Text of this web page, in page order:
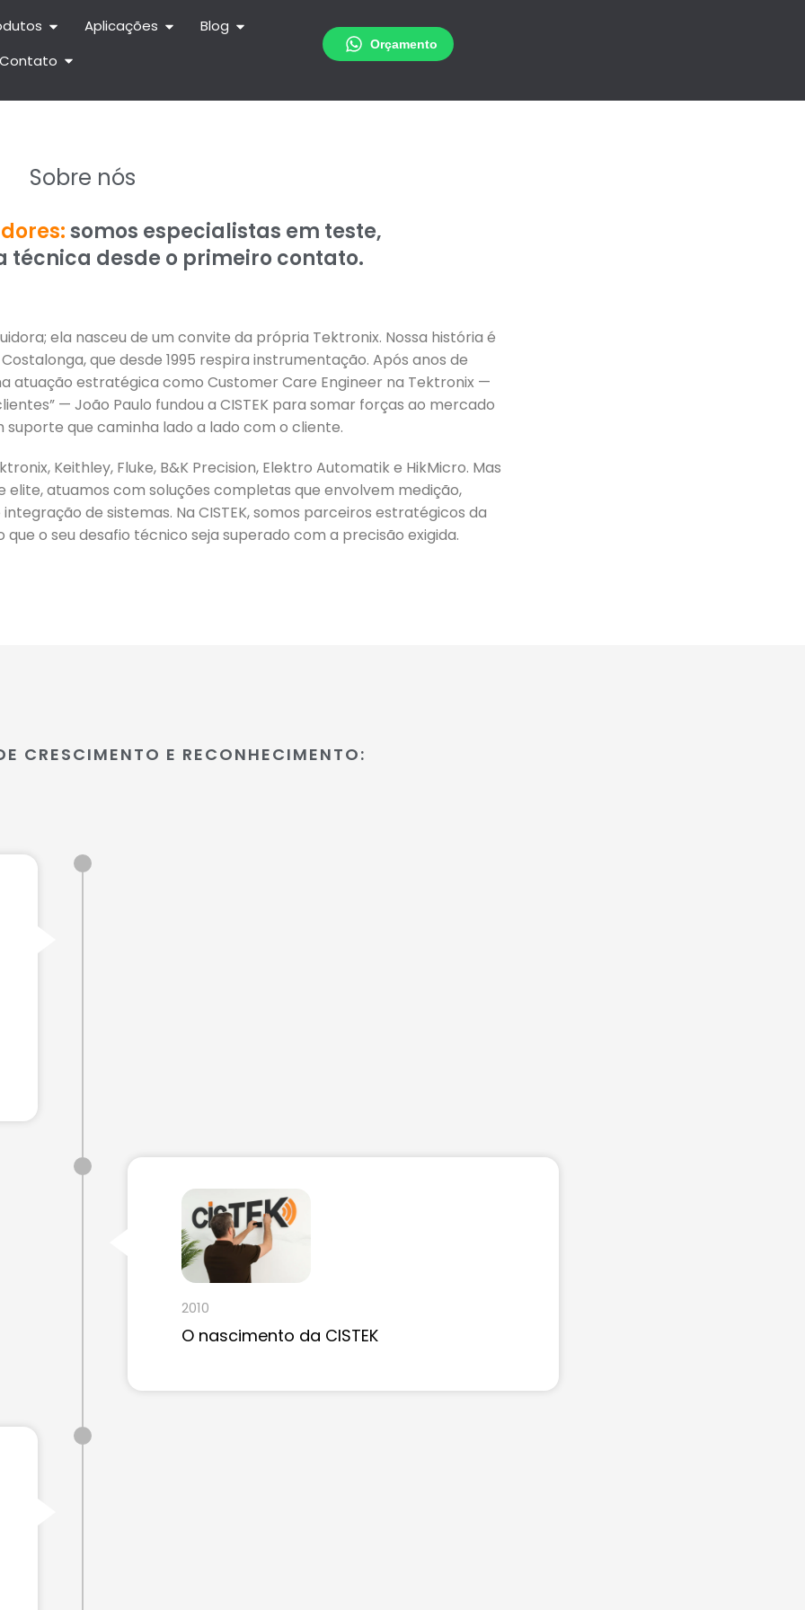
Aplicações
Blog
Sobre nós
somos especialistas em teste,
técnica desde o primeiro contato.
ela nasceu de um convite da própria Tektronix. Nossa história é
que desde 1995 respira instrumentação. Após anos de
atuação estratégica como Customer Care Engineer na Tektronix —
— João Paulo fundou a CISTEK para somar forças ao mercado
que caminha lado a lado com o cliente.
Keithley, Fluke, B&K Precision, Elektro Automatik e HikMicro. Mas
atuamos com soluções completas que envolvem medição,
de sistemas. Na CISTEK, somos parceiros estratégicos da
o seu desafio técnico seja superado com a precisão exigida.
CRESCIMENTO E RECONHECIMENTO:
2010
O nascimento da CISTEK